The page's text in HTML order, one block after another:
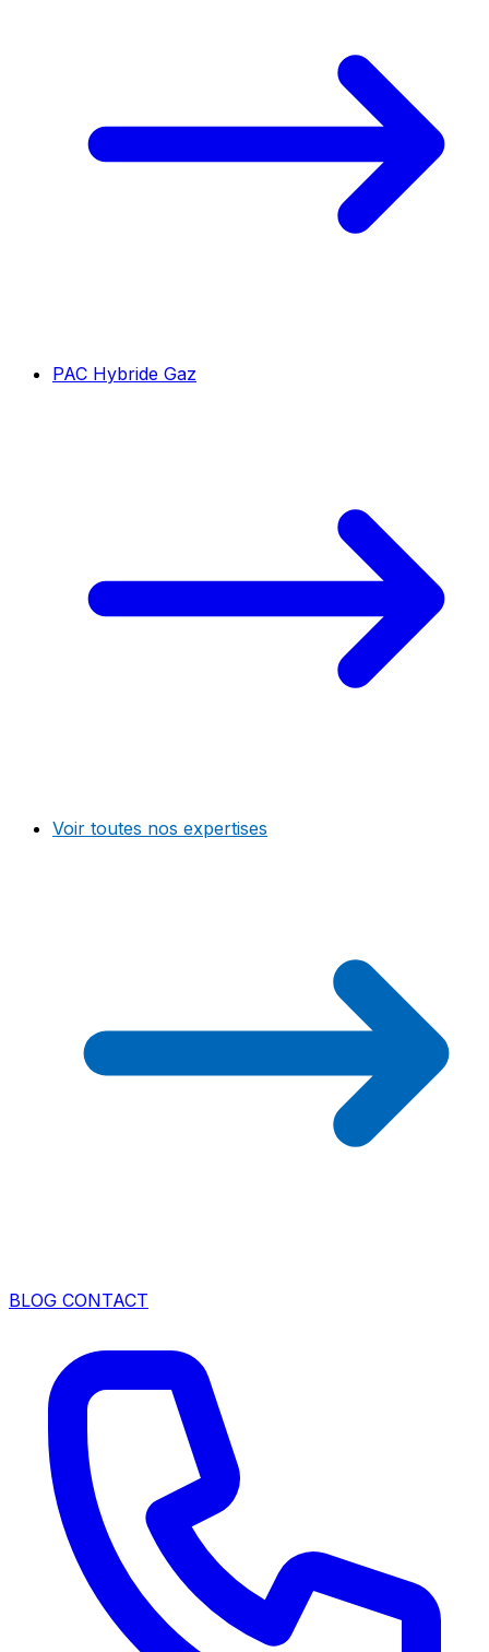
PAC Hybride Gaz
Voir toutes nos expertises
BLOG CONTACT